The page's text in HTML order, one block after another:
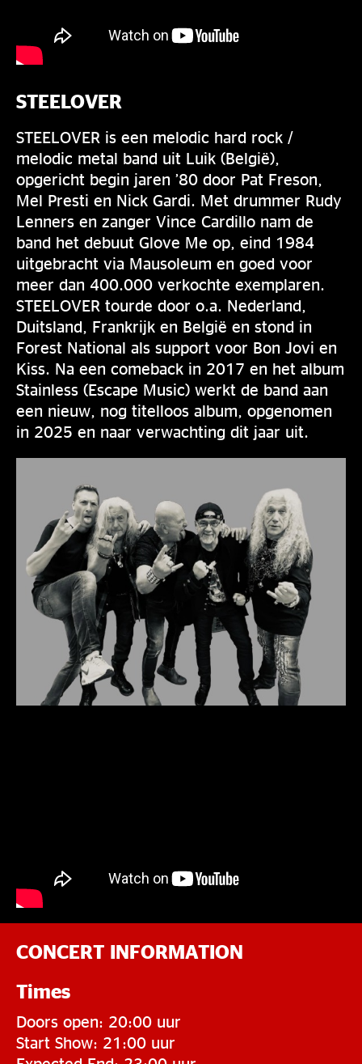
STEELOVER
STEELOVER is een melodic hard rock /
melodic metal band uit Luik (België),
opgericht begin jaren ’80 door Pat Freson,
Mel Presti en Nick Gardi. Met drummer Rudy
Lenners en zanger Vince Cardillo nam de
band het debuut Glove Me op, eind 1984
uitgebracht via Mausoleum en goed voor
meer dan 400.000 verkochte exemplaren.
STEELOVER tourde door o.a. Nederland,
Duitsland, Frankrijk en België en stond in
Forest National als support voor Bon Jovi en
Kiss. Na een comeback in 2017 en het album
Stainless (Escape Music) werkt de band aan
een nieuw, nog titelloos album, opgenomen
in 2025 en naar verwachting dit jaar uit.
CONCERT INFORMATION
Times
Doors open: 20:00 uur
Start Show: 21:00 uur